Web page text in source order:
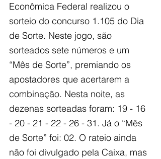
Econômica Federal realizou o
sorteio do concurso 1.105 do Dia
de Sorte. Neste jogo, são
sorteados sete números e um
“Mês de Sorte”, premiando os
apostadores que acertarem a
combinação. Nesta noite, as
dezenas sorteadas foram: 19 - 16
- 20 - 21 - 22 - 26 - 31. Já o “Mês
de Sorte” foi: 02. O rateio ainda
não foi divulgado pela Caixa, mas